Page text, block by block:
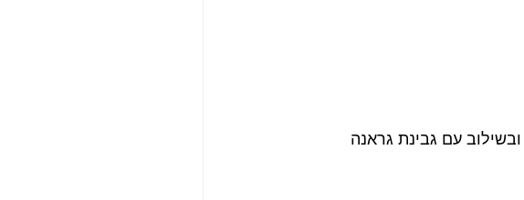
עם גבינת גראנה